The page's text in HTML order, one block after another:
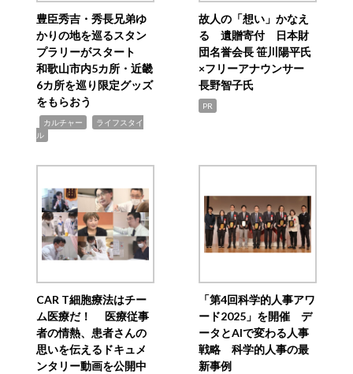
豊臣秀吉・秀長兄弟ゆ
かりの地を巡るスタン
プラリーがスタート
和歌山市内5カ所・近畿
6カ所を巡り限定グッズ
をもらおう
カルチャー
ライフスタイ
ル
故人の「想い」かなえ
る 遺贈寄付 日本財
団名誉会長 笹川陽平氏
×フリーアナウンサー
長野智子氏
PR
CAR T細胞療法はチー
ム医療だ！ 医療従事
者の情熱、患者さんの
思いを伝えるドキュメ
ンタリー動画を公開中
「第4回科学的人事アワ
ード2025」を開催 デ
ータとAIで変わる人事
戦略 科学的人事の最
新事例